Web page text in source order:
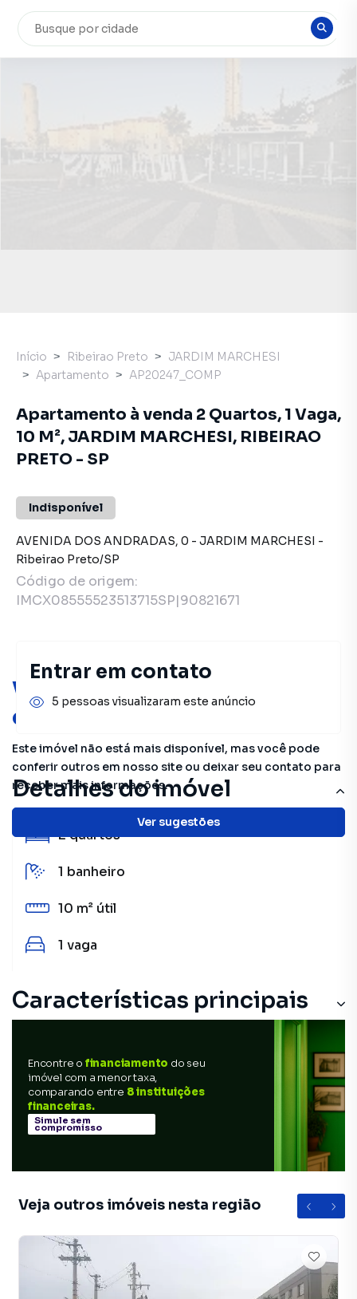
Você pode encontrar novas
oportunidades!
Este imóvel não está mais disponível, mas você pode
conferir outros em nosso site ou deixar seu contato para
receber mais informações.
Ver sugestões
Detalhes do imóvel
2quartos
1 banheiro
10 m² útil
1 vaga
Características principais
Encontre o financiamento do seu
imóvel com a menor taxa,
comparando entre 8 instituições
financeiras.
Simule sem
compromisso
Veja outros imóveis nesta região
Início Ribeirao Preto
JARDIM MARCHESI
Apartamento
AP20247_COMP
Apartamento à venda 2 Quartos, 1 Vaga,
10 M², JARDIM MARCHESI, RIBEIRAO
PRETO - SP
Indisponível
AVENIDA DOS ANDRADAS, 0 - JARDIM MARCHESI -
Ribeirao Preto/SP
Código de origem:
IMCX08555523513715SP|90821671
Entrar em contato
5 pessoas visualizaram este anúncio